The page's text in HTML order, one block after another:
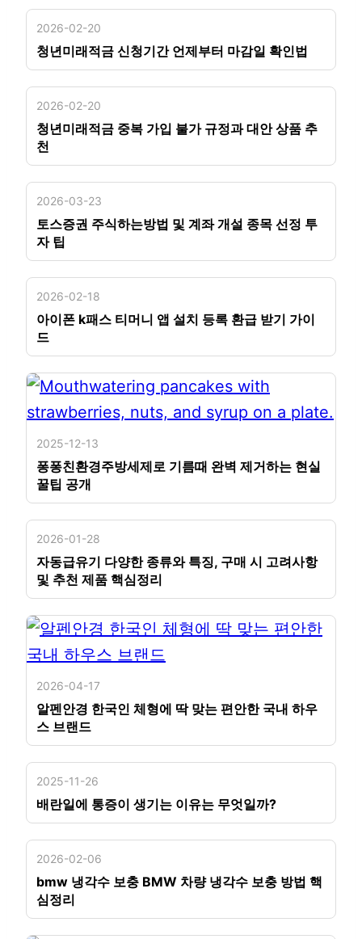
2026-02-20
청년미래적금 신청기간 언제부터 마감일 확인법
2026-02-20
청년미래적금 중복 가입 불가 규정과 대안 상품 추
천
2026-03-23
토스증권 주식하는방법 및 계좌 개설 종목 선정 투
자 팁
2026-02-18
아이폰 k패스 티머니 앱 설치 등록 환급 받기 가이
드
2025-12-13
퐁퐁친환경주방세제로 기름때 완벽 제거하는 현실
꿀팁 공개
2026-01-28
자동급유기 다양한 종류와 특징, 구매 시 고려사항
및 추천 제품 핵심정리
2026-04-17
알펜안경 한국인 체형에 딱 맞는 편안한 국내 하우
스 브랜드
2025-11-26
배란일에 통증이 생기는 이유는 무엇일까?
2026-02-06
bmw 냉각수 보충 BMW 차량 냉각수 보충 방법 핵
심정리